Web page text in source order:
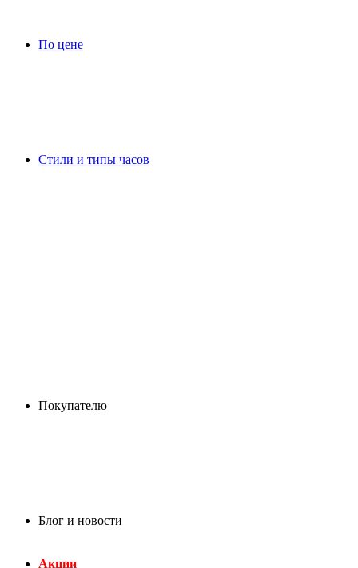
По цене
Стили и типы часов
Покупателю
Блог и новости
Акции